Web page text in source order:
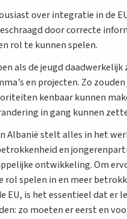
over integratie in de
door correcte
rol te kunnen spelen.
als de jeugd daadwerkelijk
en projecten. Zo
kenbaar kunnen
in gang kunnen
Albanië stelt alles in het
en
ontwikkeling. Om
rol spelen in en meer
EU, is het essentieel dat er
zo moeten er eerst en